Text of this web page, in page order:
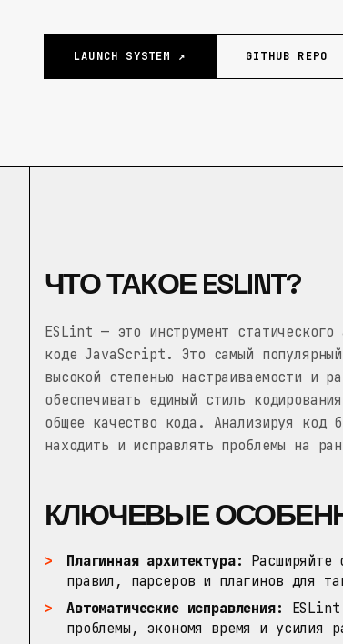
LAUNCH SYSTEM ↗ GITHUB REPO
ЧТО ТАКОЕ ESLINT?
ESLint — это инструмент
коде JavaScript. Это самый
высокой степенью настраиваемости и
обеспечивать единый стиль
общее качество кода. Анализируя код
находить и исправлять проблемы на
КЛЮЧЕВЫЕ
Плагинная архитектура: Расширяйте
правил, парсеров и плагинов для
Автоматические исправления:
ESLint
проблемы, экономя время и усилия